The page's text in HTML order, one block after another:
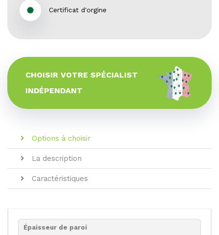
Certificat d'orgine
CHOISIR VOTRE SPÉCIALIST
INDÉPENDANT
Options à choisir
La description
Caractéristiques
Épaisseur de paroi